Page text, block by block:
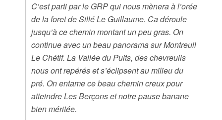
C’est parti par le GRP qui nous mènera à l’orée
de la foret de Sillé Le Guillaume. Ca déroule
jusqu’à ce chemin montant un peu gras. On
continue avec un beau panorama sur Montreuil
Le Chétif. La Vallée du Puits, des chevreuils
nous ont repérés et s’éclipsent au milieu du
pré. On entame ce beau chemin creux pour
atteindre Les Berçons et notre pause banane
bien méritée.